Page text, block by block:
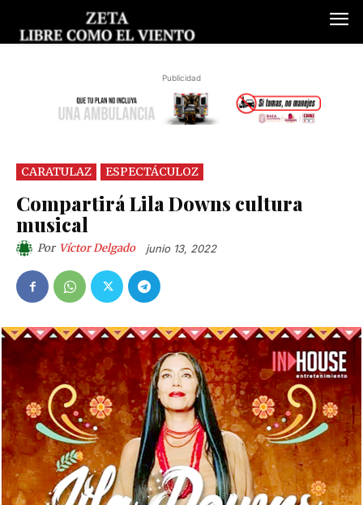
Publicidad
CARATULAZ ESPECTÁCULOZ
Compartirá Lila Downs cultura
musical
Por Víctor Delgado junio 13, 2022